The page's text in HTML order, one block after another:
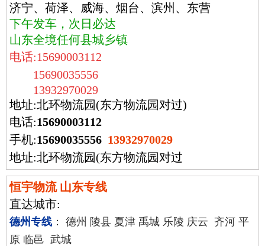
济宁、荷泽、威海、烟台、滨州、东营
下午发车，次日必达
山东全境任何县城乡镇
电话:15690003112
15690035556
13932970029
地址:北环物流园(东方物流园对过)
电话:15690003112
手机:15690035556 13932970029
地址:北环物流园(东方物流园对过
恒宇物流 山东专线
直达城市:
德州专线 ： 德州 陵县 夏津 禹城 乐陵 庆云 齐河 平
原 临邑 武城